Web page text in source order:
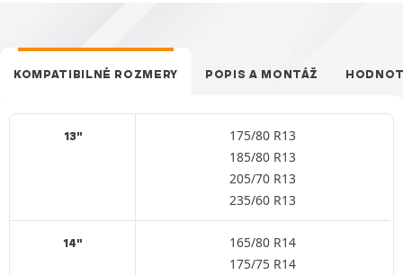
KOMPATIBILNÉ ROZMERY POPIS A MONTÁŽ
13"
175/80 R13
185/80 R13
205/70 R13
235/60 R13
14"
165/80 R14
175/75 R14